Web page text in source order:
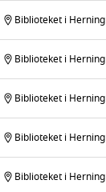
Biblioteket i Herning
Biblioteket i Herning
Biblioteket i Herning
Biblioteket i Herning
Biblioteket i Herning